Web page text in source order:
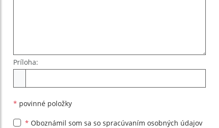
Príloha:
* povinné položky
* Oboznámil som sa so spracúvaním osobných údajov